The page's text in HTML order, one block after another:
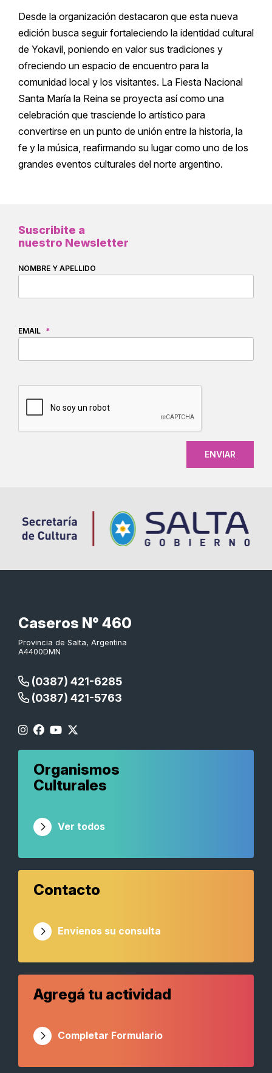
Desde la organización destacaron que esta nueva
edición busca seguir fortaleciendo la identidad cultural
de Yokavil, poniendo en valor sus tradiciones y
ofreciendo un espacio de encuentro para la
comunidad local y los visitantes. La Fiesta Nacional
Santa María la Reina se proyecta así como una
celebración que trasciende lo artístico para
convertirse en un punto de unión entre la historia, la
fe y la música, reafirmando su lugar como uno de los
grandes eventos culturales del norte argentino.
Suscribite a
nuestro Newsletter
NOMBRE Y APELLIDO
EMAIL *
Caseros N° 460
Provincia de Salta, Argentina
A4400DMN
(0387) 421-6285
(0387) 421-5763
Organismos
Culturales
Ver todos
Contacto
Envienos su consulta
Agregá tu actividad
Completar Formulario